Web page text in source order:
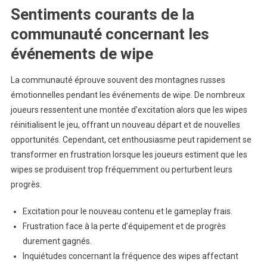
Sentiments courants de la
communauté concernant les
événements de wipe
La communauté éprouve souvent des montagnes russes
émotionnelles pendant les événements de wipe. De nombreux
joueurs ressentent une montée d’excitation alors que les wipes
réinitialisent le jeu, offrant un nouveau départ et de nouvelles
opportunités. Cependant, cet enthousiasme peut rapidement se
transformer en frustration lorsque les joueurs estiment que les
wipes se produisent trop fréquemment ou perturbent leurs
progrès.
Excitation pour le nouveau contenu et le gameplay frais.
Frustration face à la perte d’équipement et de progrès
durement gagnés.
Inquiétudes concernant la fréquence des wipes affectant